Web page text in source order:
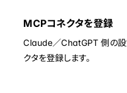
MCPコネクタを登録
Claude／ChatGPT 側の設
クタを登録します。